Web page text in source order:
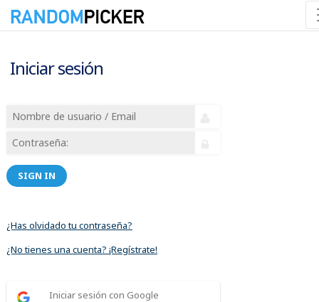
Iniciar sesión
SIGN IN
¿Has olvidado tu contraseña?
¿No tienes una cuenta? ¡Regístrate!
Iniciar sesión con Google